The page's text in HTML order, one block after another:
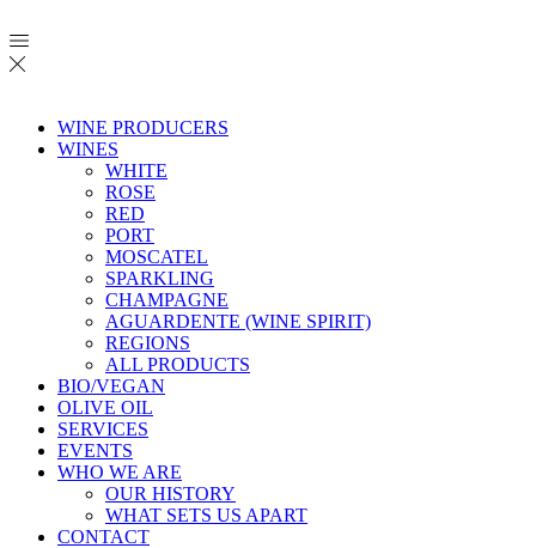
WINE PRODUCERS
WINES
WHITE
ROSE
RED
PORT
MOSCATEL
SPARKLING
CHAMPAGNE
AGUARDENTE (WINE SPIRIT)
REGIONS
ALL PRODUCTS
BIO/VEGAN
OLIVE OIL
SERVICES
EVENTS
WHO WE ARE
OUR HISTORY
WHAT SETS US APART
CONTACT